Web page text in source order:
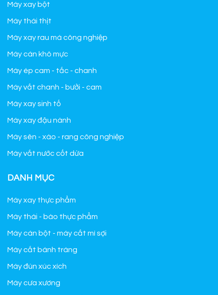
Máy xay bột
Máy thái thịt
Máy xay rau má công nghiệp
Máy cán khô mực
Máy ép cam - tắc - chanh
Máy vắt chanh - bưởi - cam
Máy xay sinh tố
Máy xay đậu nành
Máy sên - xào - rang công nghiệp
Máy vắt nước cốt dừa
DANH MỤC
Máy xay thực phẩm
Máy thái - bào thực phẩm
Máy cán bột - máy cắt mì sợi
Máy cắt bánh tráng
Máy đùn xúc xích
Máy cưa xương